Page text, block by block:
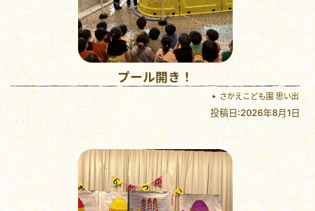
プール開き！
さかえこども園 思い出
投稿日:2026年8月1日